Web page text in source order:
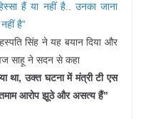
हैं या नहीं है.. उनका जाना
है”
सिंह ने यह बयान दिया और
साहू ने सदन से कहा
था, उक्त घटना में मंत्री टी एस
आरोप झूठे और असत्य हैं”